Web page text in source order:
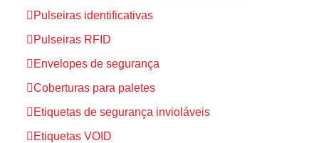
Pulseiras identificativas
Pulseiras RFID
Envelopes de segurança
Coberturas para paletes
Etiquetas de segurança invioláveis
Etiquetas VOID